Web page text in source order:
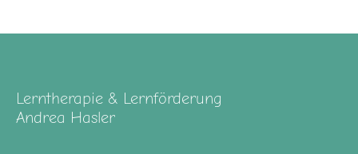
Lerntherapie & Lernförderung
Andrea Hasler